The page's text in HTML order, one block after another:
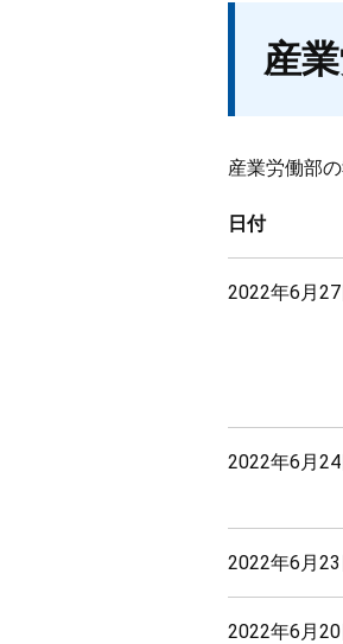
産
産業労働部
日付
2022年6月27
2022年6月24
2022年6月23
2022年6月20